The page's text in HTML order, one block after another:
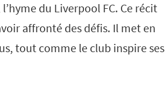
du Liverpool FC. Ce récit
affronté des défis. Il met en
tout comme le club inspire ses